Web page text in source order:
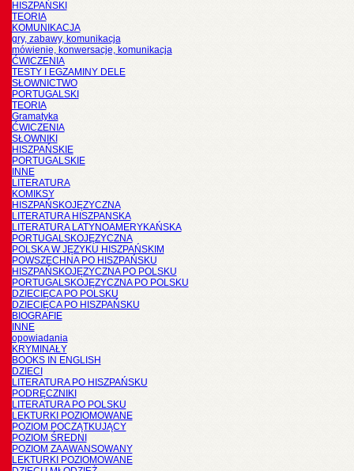
HISZPAŃSKI
TEORIA
KOMUNIKACJA
gry, zabawy, komunikacja
mówienie, konwersacje, komunikacja
ĆWICZENIA
TESTY I EGZAMINY DELE
SŁOWNICTWO
PORTUGALSKI
TEORIA
Gramatyka
ĆWICZENIA
SŁOWNIKI
HISZPAŃSKIE
PORTUGALSKIE
INNE
LITERATURA
KOMIKSY
HISZPAŃSKOJĘZYCZNA
LITERATURA HISZPANSKA
LITERATURA LATYNOAMERYKAŃSKA
PORTUGALSKOJĘZYCZNA
POLSKA W JĘZYKU HISZPAŃSKIM
POWSZECHNA PO HISZPAŃSKU
HISZPAŃSKOJĘZYCZNA PO POLSKU
PORTUGALSKOJĘZYCZNA PO POLSKU
DZIECIĘCA PO POLSKU
DZIECIĘCA PO HISZPAŃSKU
BIOGRAFIE
INNE
opowiadania
KRYMINAŁY
BOOKS IN ENGLISH
DZIECI
LITERATURA PO HISZPAŃSKU
PODRĘCZNIKI
LITERATURA PO POLSKU
LEKTURKI POZIOMOWANE
POZIOM POCZĄTKUJĄCY
POZIOM ŚREDNI
POZIOM ZAAWANSOWANY
LEKTURKI POZIOMOWANE